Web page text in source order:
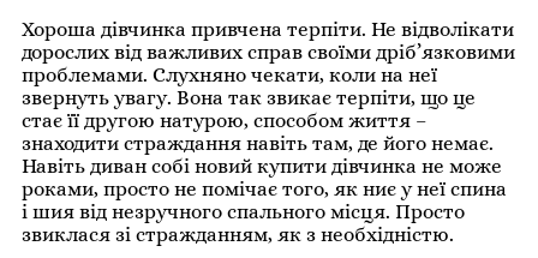
Хороша дівчинка привчена терпіти. Не відволікати
дорослих від важливих справ своїми дріб’язковими
проблемами. Слухняно чекати, коли на неї
звернуть увагу. Вона так звикає терпіти, що це
стає її другою натурою, способом життя –
знаходити страждання навіть там, де його немає.
Навіть диван собі новий купити дівчинка не може
роками, просто не помічає того, як ниє у неї спина
і шия від незручного спального місця. Просто
звиклася зі стражданням, як з необхідністю.